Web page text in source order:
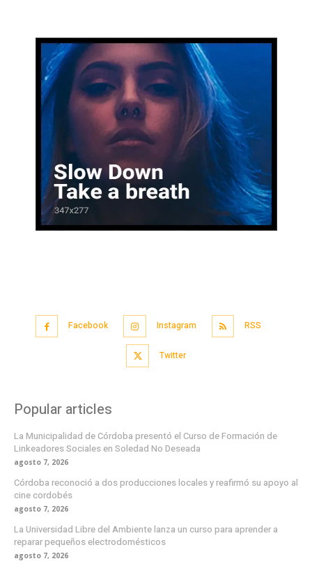
Facebook Instagram RSS
Twitter
Popular articles
La Municipalidad de Córdoba presentó el Curso de Formación de
Linkeadores Sociales en Soledad No Deseada
agosto 7, 2026
Córdoba reconoció a dos producciones locales y reafirmó su apoyo al
cine cordobés
agosto 7, 2026
La Universidad Libre del Ambiente lanza un curso para aprender a
reparar pequeños electrodomésticos
agosto 7, 2026